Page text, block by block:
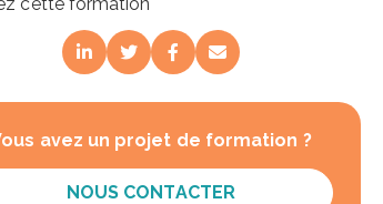
avez un projet de formation ?
NOUS CONTACTER